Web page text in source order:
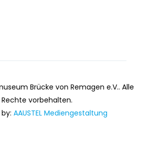
Brücke von Remagen e.V.. Alle
Rechte vorbehalten.
AAUSTEL Mediengestaltung